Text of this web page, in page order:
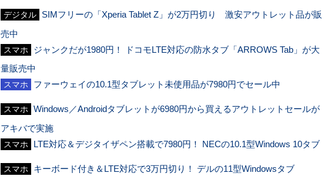
デジタル
SIMフリーの「Xperia Tablet Z」が2万円切り 激安アウトレット品が販
売中
スマホ
ジャンクだが1980円！ ドコモLTE対応の防水タブ「ARROWS Tab」が大
量販売中
スマホ ファーウェイの10.1型タブレット未使用品が7980円でセール中
スマホ
Windows／Androidタブレットが6980円から買えるアウトレットセールが
アキバで実施
スマホ LTE対応＆デジタイザペン搭載で7980円！ NECの10.1型Windows 10タブ
スマホ キーボード付き＆LTE対応で3万円切り！ デルの11型Windowsタブ